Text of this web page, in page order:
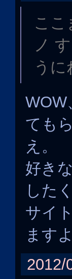
ここ
ノ
う
ても
え。
好き
した
サイ
ます